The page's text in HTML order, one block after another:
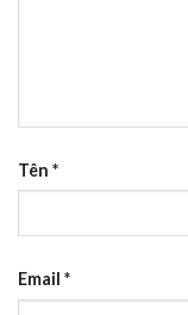
Tên *
Email *